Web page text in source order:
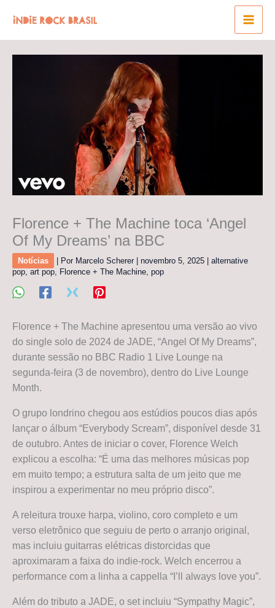
para
o
conteúdo
Florence + The Machine toca ‘Angel
Of My Dreams’ na BBC
Notícias | Por Marcelo Scherer novembro 5, 2025
alternative
pop, art pop, Florence + The Machine, pop
Florence + The Machine apresentou uma versão ao vivo
do single solo de 2024 de JADE, “Angel Of My Dreams”,
durante sessão no BBC Radio 1 Live Lounge na
segunda-feira (3 de novembro), dentro do Live Lounge
Month.
O grupo londrino chegou aos estúdios poucos dias após
lançar o álbum “Everybody Scream”, disponível desde 31
de outubro. Antes de iniciar o cover, Florence Welch
explicou a escolha: “É uma das melhores músicas pop
em muito tempo; a estrutura salta de um jeito que me
inspirou a experimentar no meu próprio disco”.
A releitura trouxe harpa, violino, coro completo e um
verso eletrônico que seguiu de perto o arranjo original,
mas incluiu guitarras elétricas distorcidas que
aproximaram a faixa do indie-rock. Welch encerrou a
performance com a linha a cappella “I’ll always love you”.
Além do tributo a JADE, o set incluiu “Sympathy Magic”,